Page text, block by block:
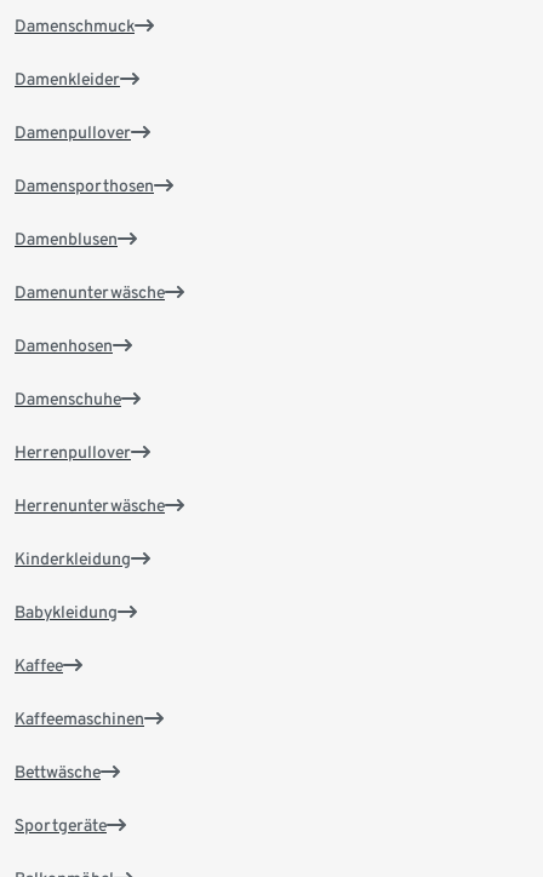
Damenschmuck
Damenkleider
Damenpullover
Damensporthosen
Damenblusen
Damenunterwäsche
Damenhosen
Damenschuhe
Herrenpullover
Herrenunterwäsche
Kinderkleidung
Babykleidung
Kaffee
Kaffeemaschinen
Bettwäsche
Sportgeräte